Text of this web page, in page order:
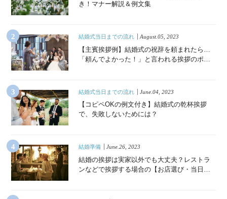
き！マナー解説＆例文集
結婚式当日までの流れ August.05, 2023
【主賓挨拶例】結婚式の祝辞を頼まれたら…
「頼んでよかった！」と言われる挨拶のポイ
結婚式当日までの流れ June.04, 2023
【コピペOKの例文付き】結婚式の乾杯挨拶
で、失敗しないためには？
結婚準備 June.26, 2023
結婚の挨拶は実家以外でも大丈夫？レストラ
ンなどで挨拶する場合の【お店選び・当日の